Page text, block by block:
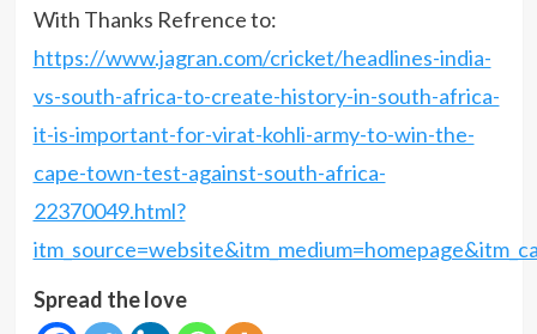
With Thanks Refrence to:
https://www.jagran.com/cricket/headlines-india-
vs-south-africa-to-create-history-in-south-africa-
it-is-important-for-virat-kohli-army-to-win-the-
cape-town-test-against-south-africa-
22370049.html?
Spread the love